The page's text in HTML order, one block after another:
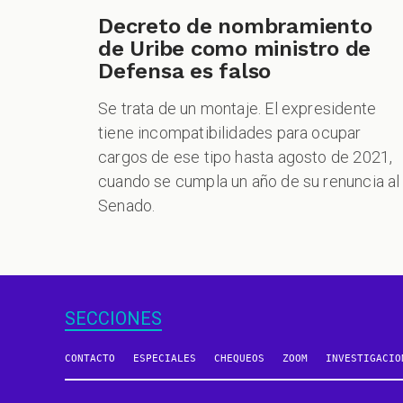
Decreto de nombramiento
de Uribe como ministro de
Defensa es falso
Se trata de un montaje. El expresidente
tiene incompatibilidades para ocupar
cargos de ese tipo hasta agosto de 2021,
cuando se cumpla un año de su renuncia al
Senado.
SECCIONES
CONTACTO ESPECIALES CHEQUEOS ZOOM